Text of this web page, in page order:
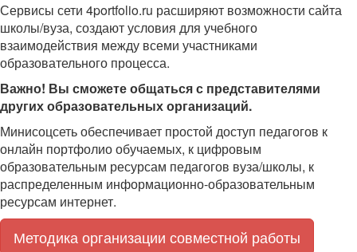
Сервисы сети 4portfolio.ru расширяют возможности сайта
школы/вуза, создают условия для учебного
взаимодействия между всеми участниками
образовательного процесса.
Важно! Вы сможете общаться с представителями
других образовательных организаций.
Минисоцсеть обеспечивает простой доступ педагогов к
онлайн портфолио обучаемых, к цифровым
образовательным ресурсам педагогов вуза/школы, к
распределенным информационно-образовательным
ресурсам интернет.
Методика организации совместной работы